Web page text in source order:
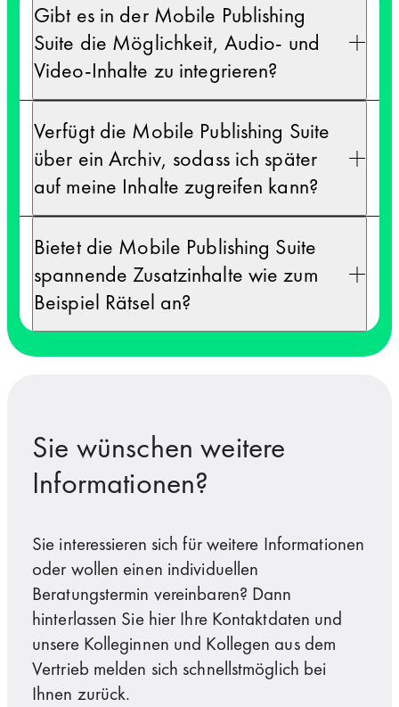
Gibt es in der Mobile Publishing
Suite die Möglichkeit, Audio- und
Video-Inhalte zu integrieren?
Verfügt die Mobile Publishing Suite
über ein Archiv, sodass ich später
auf meine Inhalte zugreifen kann?
Bietet die Mobile Publishing Suite
spannende Zusatzinhalte wie zum
Beispiel Rätsel an?
Sie wünschen weitere
Informationen?
Sie interessieren sich für weitere Informationen
oder wollen einen individuellen
Beratungstermin vereinbaren? Dann
hinterlassen Sie hier Ihre Kontaktdaten und
unsere Kolleginnen und Kollegen aus dem
Vertrieb melden sich schnellstmöglich bei
Ihnen zurück.